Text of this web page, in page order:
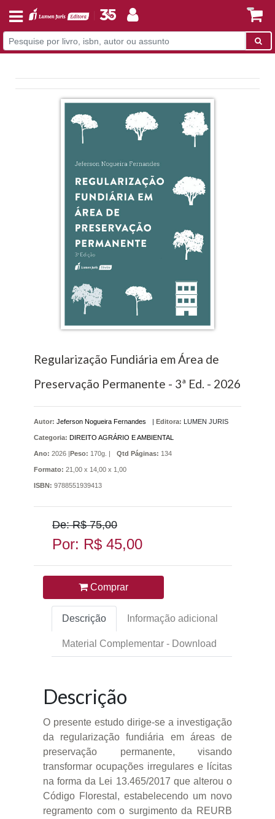
Regularização Fundiária em Área de
Preservação Permanente - 3ª Ed. - 2026
Autor: Jeferson Nogueira Fernandes Editora: LUMEN JURIS
Categoria: DIREITO AGRÁRIO E AMBIENTAL
Ano: 2026 | Peso: 170g. | Qtd Páginas: 134
Formato: 21,00 x 14,00 x 1,00
ISBN: 9788551939413
De: R$ 75,00
Por: R$ 45,00
Comprar
Descrição Informação adicional
Material Complementar - Download
Descrição
O presente estudo dirige-se a investigação
da regularização fundiária em áreas de
preservação permanente, visando
transformar ocupações irregulares e lícitas
na forma da Lei 13.465/2017 que alterou o
Código Florestal, estabelecendo um novo
regramento com o surgimento da REURB